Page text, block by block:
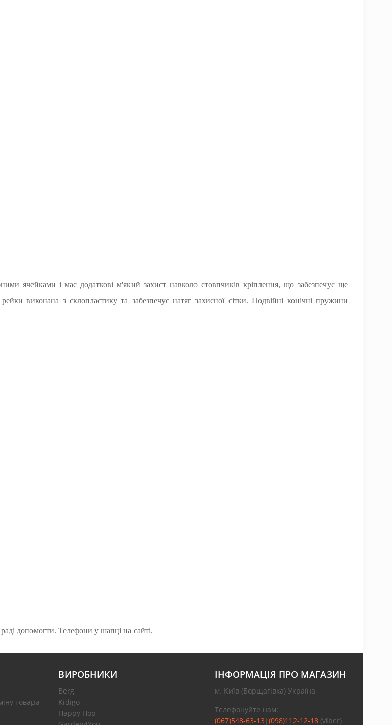
ячейками і має додаткові м'який захист навколо стовпчиків кріплення, що забезпечує ще
виконана з склопластику та забезпечує натяг захисної сітки. Подвійні конічні пружини
допомогти. Телефони у шапці на сайті.
товара
ВИРОБНИКИ
Berg
Kidigo
Happy Hop
ІНФОРМАЦІЯ ПРО МАГАЗИН
м. Київ (Борщагівка) Україна
Телефонуйте нам:
(067)548-63-13| (098)112-12-18(viber)